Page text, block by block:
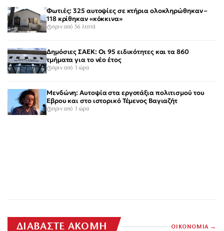
Φωτιές: 325 αυτοψίες σε κτήρια ολοκληρώθηκαν –
118 κρίθηκαν «κόκκινα»
πριν από 56 λεπτά
Δημόσιες ΣΑΕΚ: Οι 95 ειδικότητες και τα 860
τμήματα για το νέο έτος
πριν από 1 ώρα
Μενδώνη: Αυτοψία στα εργοτάξια πολιτισμού του
Έβρου και στο ιστορικό Τέμενος Βαγιαζήτ
πριν από 1 ώρα
ΔΙΑΒΑΣΤΕ ΑΚΟΜΗ ΟΙΚΟΝΟΜΙΑ